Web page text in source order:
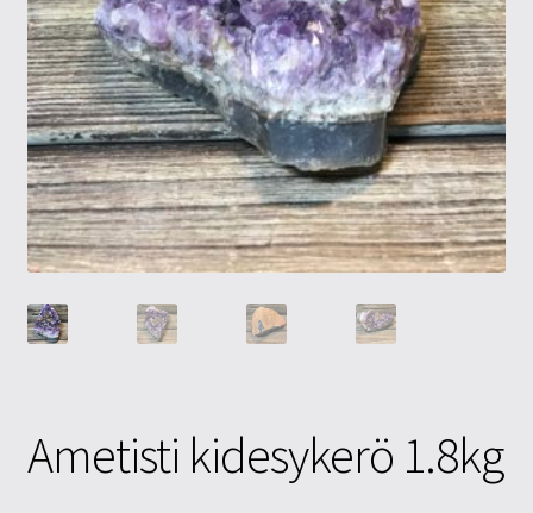
Yritysinfo
Ametisti kidesykerö 1.8kg